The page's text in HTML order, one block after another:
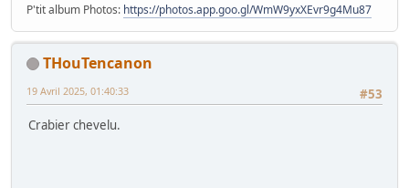
P'tit album Photos: https://photos.app.goo.gl/WmW9yxXEvr9g4Mu87
THouTencanon
#53
19 Avril 2025, 01:40:33
Crabier chevelu.